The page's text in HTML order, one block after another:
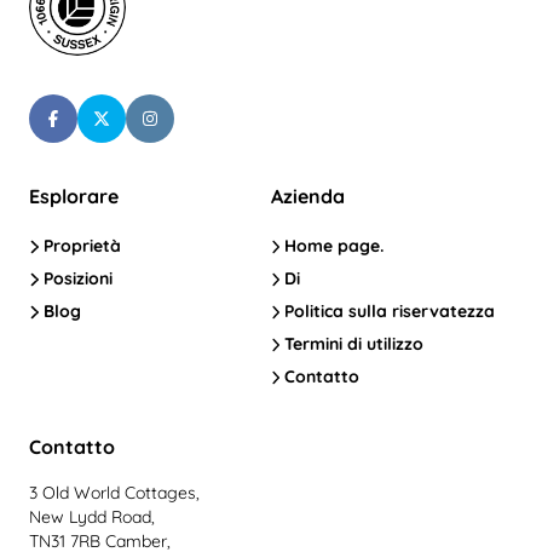
Esplorare
Proprietà
Posizioni
Blog
Azienda
Home page.
Di
Politica sulla riservatezza
Termini di utilizzo
Contatto
Contatto
3 Old World Cottages,
New Lydd Road,
TN31 7RB Camber,